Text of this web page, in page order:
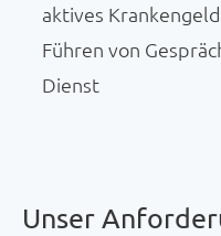
aktives
Führen von
Dienst
Unser